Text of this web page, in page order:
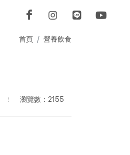
首頁 營養飲食
瀏覽數：2155